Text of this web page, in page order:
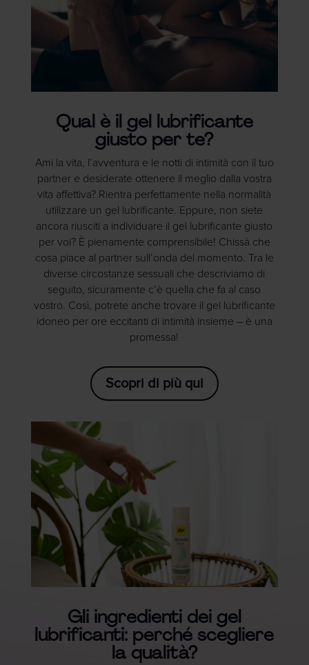
Qual è il gel lubrificante
giusto per te?
Ami la vita, l’avventura e le notti di intimità con il tuo
partner e desiderate ottenere il meglio dalla vostra
vita affettiva? Rientra perfettamente nella normalità
utilizzare un gel lubrificante. Eppure, non siete
ancora riusciti a individuare il gel lubrificante giusto
per voi? È pienamente comprensibile! Chissà che
cosa piace al partner sull’onda del momento. Tra le
diverse circostanze sessuali che descriviamo di
seguito, sicuramente c’è quella che fa al caso
vostro. Così, potrete anche trovare il gel lubrificante
idoneo per ore eccitanti di intimità insieme – è una
promessa!
Scopri di più qui
Gli ingredienti dei gel
lubrificanti: perché scegliere
la qualità?